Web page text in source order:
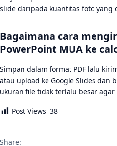
slide daripada kuantitas foto yang
Bagaimana cara
PowerPoint MUA ke
Simpan dalam format PDF lalu
atau upload ke Google Slides dan
ukuran file tidak terlalu besar
Post Views: 38
Share: